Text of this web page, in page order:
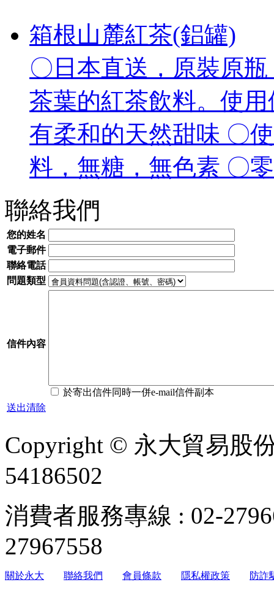
箱根山麓紅茶(鋁罐)
〇日本直送，原裝原
茶葉的紅茶飲料。使
有柔和的天然甜味 〇
料，無糖，無色素 〇
聯絡我們
您的姓名
電子郵件
聯絡電話
問題類型
信件內容
於寄出信件同時一併e-mail信件副本
送出清除
Copyright © 永大貿易股
54186502
消費者服務專線 : 02-
27967558
關於永大 聯絡我們 會員條款 隱私權政策 防詐